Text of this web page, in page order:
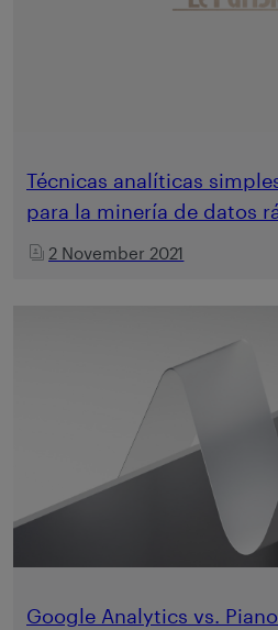
Técnicas analíticas
para la minería de datos
2 November 2021
Google Analytics vs.